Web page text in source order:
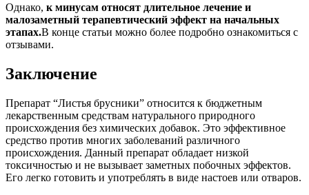
Однако, к минусам относят длительное лечение и
малозаметный терапевтический эффект на начальных
этапах.В конце статьи можно более подробно ознакомиться с
отзывами.
Заключение
Препарат “Листья брусники” относится к бюджетным
лекарственным средствам натурального природного
происхождения без химических добавок. Это эффективное
средство против многих заболеваний различного
происхождения. Данный препарат обладает низкой
токсичностью и не вызывает заметных побочных эффектов.
Его легко готовить и употреблять в виде настоев или отваров.